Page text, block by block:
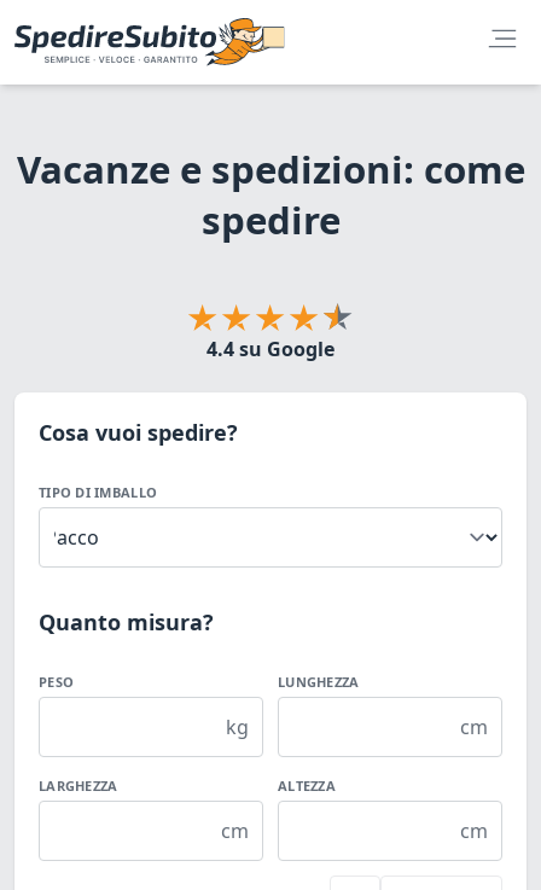
Vacanze e spedizioni: come
spedire
4.4 su Google
Cosa vuoi spedire?
TIPO DI IMBALLO
Quanto misura?
PESO
kg
LUNGHEZZA
cm
LARGHEZZA
cm
ALTEZZA
cm